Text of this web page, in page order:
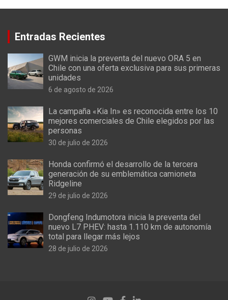
Entradas Recientes
GWM inicia la preventa del nuevo ORA 5 en
Chile con una oferta exclusiva para sus primeras
unidades
6 de agosto de 2026
La campaña «Kia In» es reconocida entre los 10
mejores comerciales de Chile elegidos por las
personas
30 de julio de 2026
Honda confirmó el desarrollo de la tercera
generación de su emblemática camioneta
Ridgeline
29 de julio de 2026
Dongfeng Indumotora inicia la preventa del
nuevo L7 PHEV: hasta 1.110 km de autonomía
total para llegar más lejos
28 de julio de 2026